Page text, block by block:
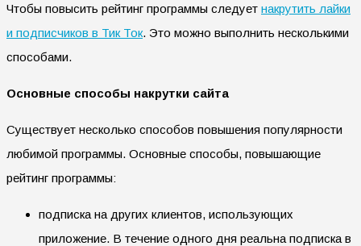
Чтобы повысить рейтинг программы следует накрутить лайки
и подписчиков в Тик Ток. Это можно выполнить несколькими
способами.
Основные способы накрутки сайта
Существует несколько способов повышения популярности
любимой программы. Основные способы, повышающие
рейтинг программы:
подписка на других клиентов, использующих
приложение. В течение одного дня реальна подписка в